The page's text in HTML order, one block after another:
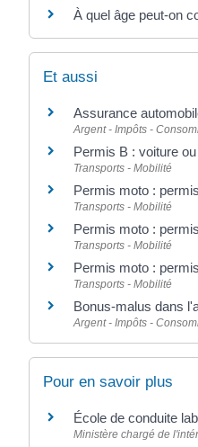
À quel âge peut-on
Et aussi
Assurance
Argent - Impôts -
Permis B : voiture
Transports - Mobilité
Permis moto :
Transports - Mobilité
Permis moto :
Transports - Mobilité
Permis moto :
Transports - Mobilité
Bonus-malus dans
Argent - Impôts -
Pour en savoir plus
École de conduite
Ministère chargé de